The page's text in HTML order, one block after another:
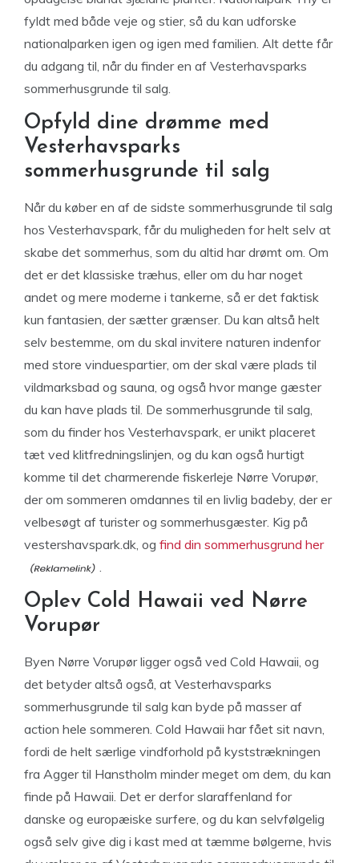
fyldt med både veje og stier, så du kan udforske
nationalparken igen og igen med familien. Alt dette får
du adgang til, når du finder en af Vesterhavsparks
sommerhusgrunde til salg.
Opfyld dine drømme med
Vesterhavsparks
sommerhusgrunde til salg
Når du køber en af de sidste sommerhusgrunde til salg
hos Vesterhavspark, får du muligheden for helt selv at
skabe det sommerhus, som du altid har drømt om. Om
det er det klassiske træhus, eller om du har noget
andet og mere moderne i tankerne, så er det faktisk
kun fantasien, der sætter grænser. Du kan altså helt
selv bestemme, om du skal invitere naturen indenfor
med store vinduespartier, om der skal være plads til
vildmarksbad og sauna, og også hvor mange gæster
du kan have plads til. De sommerhusgrunde til salg,
som du finder hos Vesterhavspark, er unikt placeret
tæt ved klitfredningslinjen, og du kan også hurtigt
komme til det charmerende fiskerleje Nørre Vorupør,
der om sommeren omdannes til en livlig badeby, der er
velbesøgt af turister og sommerhusgæster. Kig på
vestershavspark.dk, og find din sommerhusgrund her
.
Oplev Cold Hawaii ved Nørre
Vorupør
Byen Nørre Vorupør ligger også ved Cold Hawaii, og
det betyder altså også, at Vesterhavsparks
sommerhusgrunde til salg kan byde på masser af
action hele sommeren. Cold Hawaii har fået sit navn,
fordi de helt særlige vindforhold på kyststrækningen
fra Agger til Hanstholm minder meget om dem, du kan
finde på Hawaii. Det er derfor slaraffenland for
danske og europæiske surfere, og du kan selvfølgelig
også selv give dig i kast med at tæmme bølgerne, hvis